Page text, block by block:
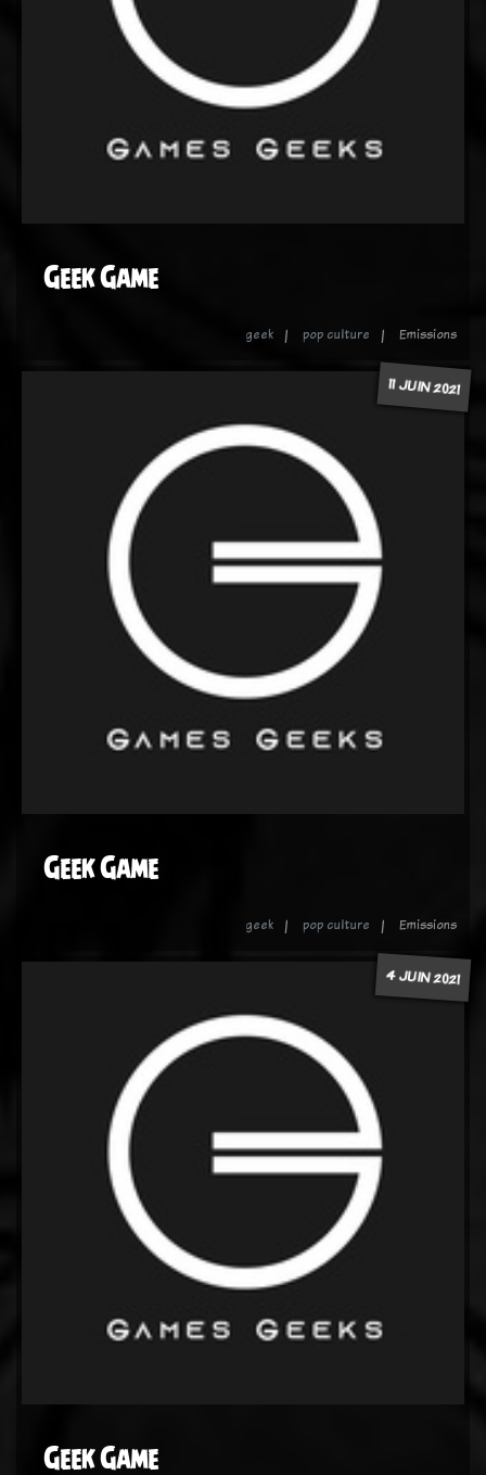
Geek Game
geek pop culture Emissions
11 JUIN 2021
Geek Game
geek pop culture Emissions
4 JUIN 2021
Geek Game